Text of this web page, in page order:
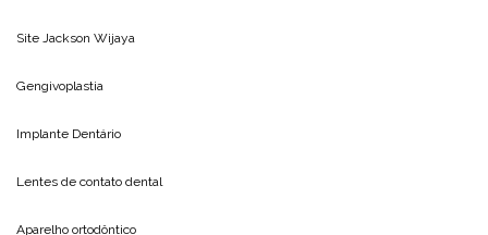
Site Jackson Wijaya
Gengivoplastia
Implante Dentário
Lentes de contato dental
Aparelho ortodôntico